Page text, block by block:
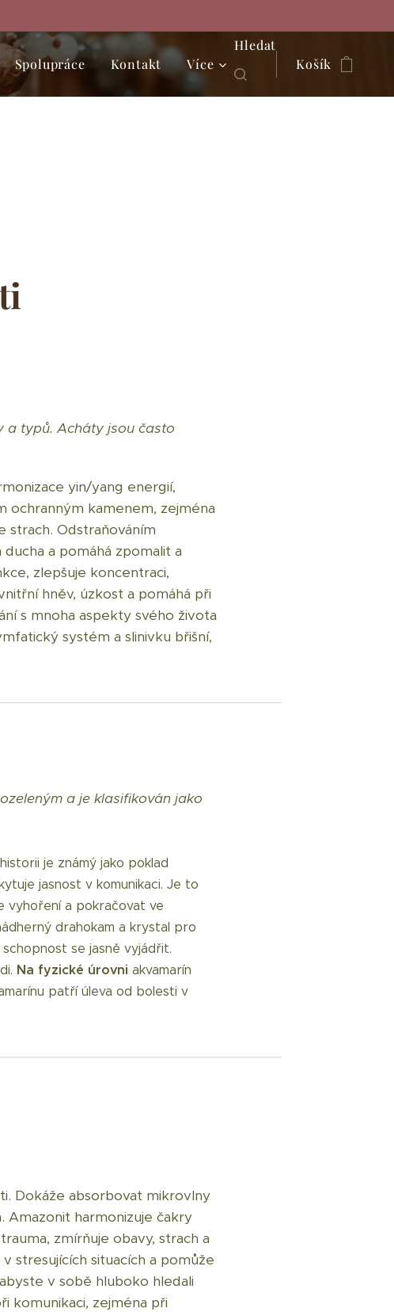
Spolupráce Kontakt Více
Hledat
Košík
a typů. Acháty jsou často
yin/yang energií,
ochranným kamenem, zejména
strach. Odstraňováním
a pomáhá zpomalit a
zlepšuje koncentraci,
hněv, úzkost a pomáhá při
s mnoha aspekty svého života
systém a slinivku břišní,
a je klasifikován jako
je známý jako poklad
jasnost v komunikaci. Je to
vyhoření a pokračovat ve
drahokam a krystal pro
se jasně vyjádřit.
Na fyzické úrovni akvamarín
patří úleva od bolesti v
Dokáže absorbovat mikrovlny
harmonizuje čakry
zmírňuje obavy, strach a
stresujících situacích a pomůže
v sobě hluboko hledali
komunikaci, zejména při